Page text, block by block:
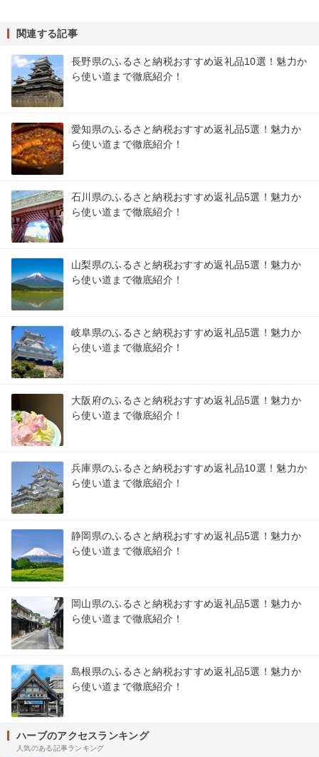
関連する記事
長野県のふるさと納税おすすめ返礼品10選！魅力か
ら使い道まで徹底紹介！
愛知県のふるさと納税おすすめ返礼品5選！魅力か
ら使い道まで徹底紹介！
石川県のふるさと納税おすすめ返礼品5選！魅力か
ら使い道まで徹底紹介！
山梨県のふるさと納税おすすめ返礼品5選！魅力か
ら使い道まで徹底紹介！
岐阜県のふるさと納税おすすめ返礼品5選！魅力か
ら使い道まで徹底紹介！
大阪府のふるさと納税おすすめ返礼品5選！魅力か
ら使い道まで徹底紹介！
兵庫県のふるさと納税おすすめ返礼品10選！魅力か
ら使い道まで徹底紹介！
静岡県のふるさと納税おすすめ返礼品5選！魅力か
ら使い道まで徹底紹介！
岡山県のふるさと納税おすすめ返礼品5選！魅力か
ら使い道まで徹底紹介！
島根県のふるさと納税おすすめ返礼品5選！魅力か
ら使い道まで徹底紹介！
ハーブのアクセスランキング
人気のある記事ランキング